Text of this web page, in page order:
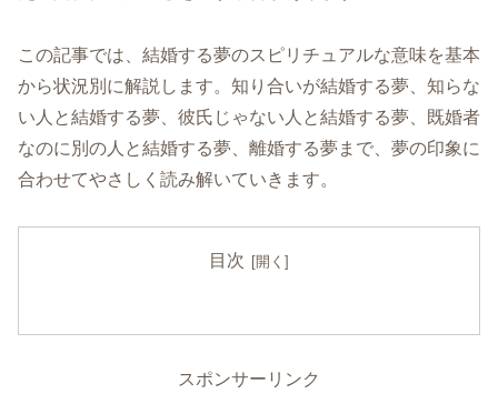
この記事では、結婚する夢のスピリチュアルな意味を基本
から状況別に解説します。知り合いが結婚する夢、知らな
い人と結婚する夢、彼氏じゃない人と結婚する夢、既婚者
なのに別の人と結婚する夢、離婚する夢まで、夢の印象に
合わせてやさしく読み解いていきます。
目次
スポンサーリンク